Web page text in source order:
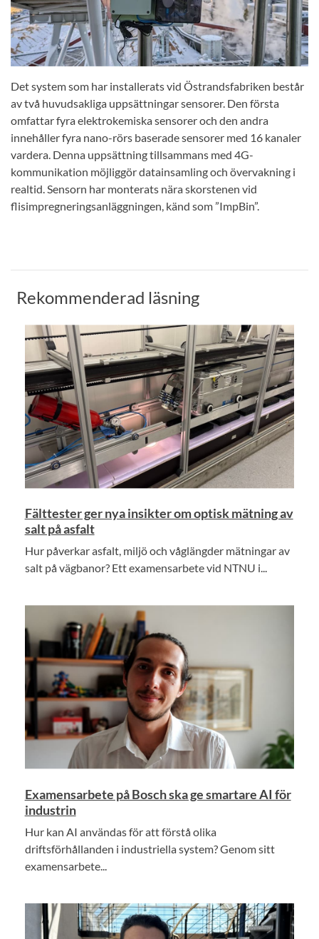
Det system som har installerats vid Östrandsfabriken består
av två huvudsakliga uppsättningar sensorer. Den första
omfattar fyra elektrokemiska sensorer och den andra
innehåller fyra nano-rörs baserade sensorer med 16 kanaler
vardera. Denna uppsättning tillsammans med 4G-
kommunikation möjliggör datainsamling och övervakning i
realtid. Sensorn har monterats nära skorstenen vid
flisimpregneringsanläggningen, känd som ”ImpBin”.
Rekommenderad läsning
Fälttester ger nya insikter om optisk mätning av
salt på asfalt
Hur påverkar asfalt, miljö och våglängder mätningar av
salt på vägbanor? Ett examensarbete vid NTNU i...
Examensarbete på Bosch ska ge smartare AI för
industrin
Hur kan AI användas för att förstå olika
driftsförhållanden i industriella system? Genom sitt
examensarbete...